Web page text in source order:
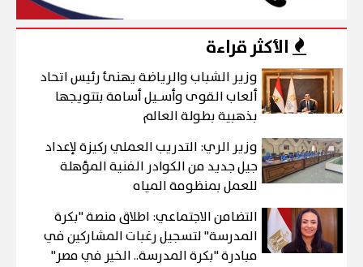
الأكثر قراءة
وزير الشباب والرياضة يهنئ رئيس اتحاد
ألعاب القوى وأسـيل أسامة بتتويجها
بذهبية بطولة العالم
وزير الري: التدريب العملي ركيزة لإعداد
جيل جديد من الكوادر الفنية المؤهلة
للعمل بمنظومة المياه
التضامن الاجتماعي: اطلاق منصة "بكرة
المدرسة" لتسجيل رغبات المشاركين في
مبادرة "بكرة المدرسة.. الخير في مصر"